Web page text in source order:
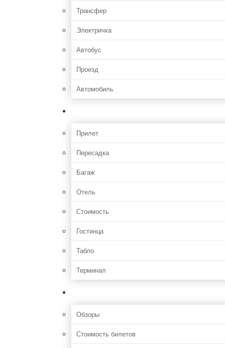
Трансфер
Электричка
Автобус
Проезд
Автомобиль
Прилет
Пересадка
Багаж
Отель
Стоимость
Гостинца
Табло
Терминал
Обзоры
Стоимость билетов